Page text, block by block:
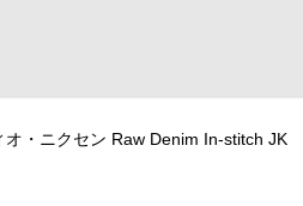
・ニクセン Raw Denim In-stitch JK